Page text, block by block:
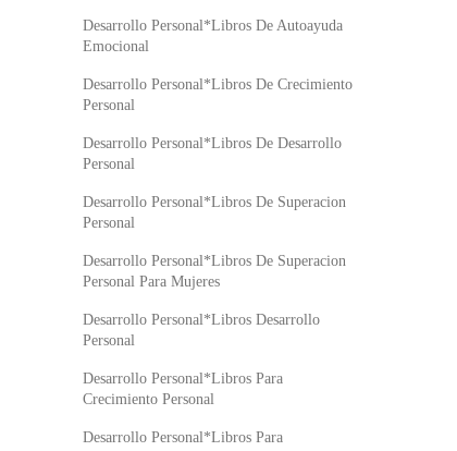
Desarrollo Personal*Libros De Autoayuda
Emocional
Desarrollo Personal*Libros De Crecimiento
Personal
Desarrollo Personal*Libros De Desarrollo
Personal
Desarrollo Personal*Libros De Superacion
Personal
Desarrollo Personal*Libros De Superacion
Personal Para Mujeres
Desarrollo Personal*Libros Desarrollo
Personal
Desarrollo Personal*Libros Para
Crecimiento Personal
Desarrollo Personal*Libros Para